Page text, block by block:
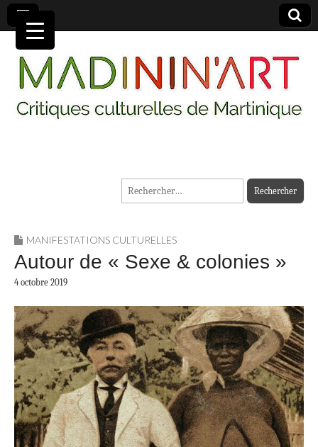
MADININ'ART
Rechercher :
MANIFESTATIONS CULTURELLES
Autour de « Sexe & colonies »
4 octobre 2019